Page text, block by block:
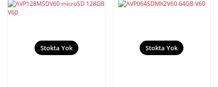
Stokta Yok Stokta Yok